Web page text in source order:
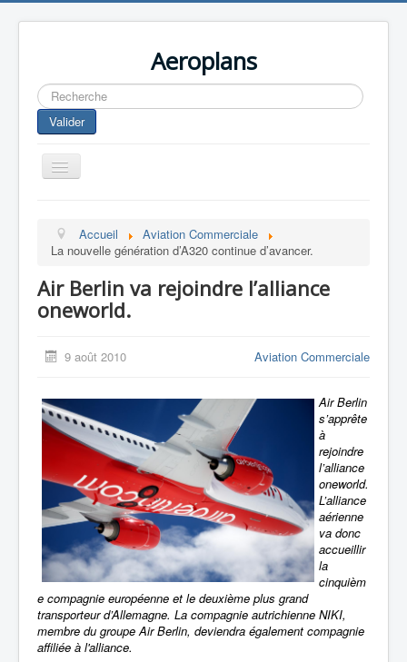
Aeroplans
Rechercher
Valider
Toggle
Navigation
Aviation Commerciale
Aviation Militaire
Drones
Accueil
Aviation Commerciale
La nouvelle génération d’A320 continue d’avancer.
Air Berlin va rejoindre l’alliance
oneworld.
9 août 2010 Aviation Commerciale
Air Berlin
s’apprête
à
rejoindre
l’alliance
oneworld.
L’alliance
aérienne
va donc
accueillir
la
cinquièm
e compagnie européenne et le deuxième plus grand
transporteur d’Allemagne. La compagnie autrichienne NIKI,
membre du groupe Air Berlin, deviendra également compagnie
affiliée à l'alliance.